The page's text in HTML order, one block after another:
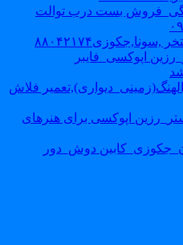
بست درب توالت
اپوکسی_فایبر
فلاش
اپوکسی برای هنرهای
دوش_دور